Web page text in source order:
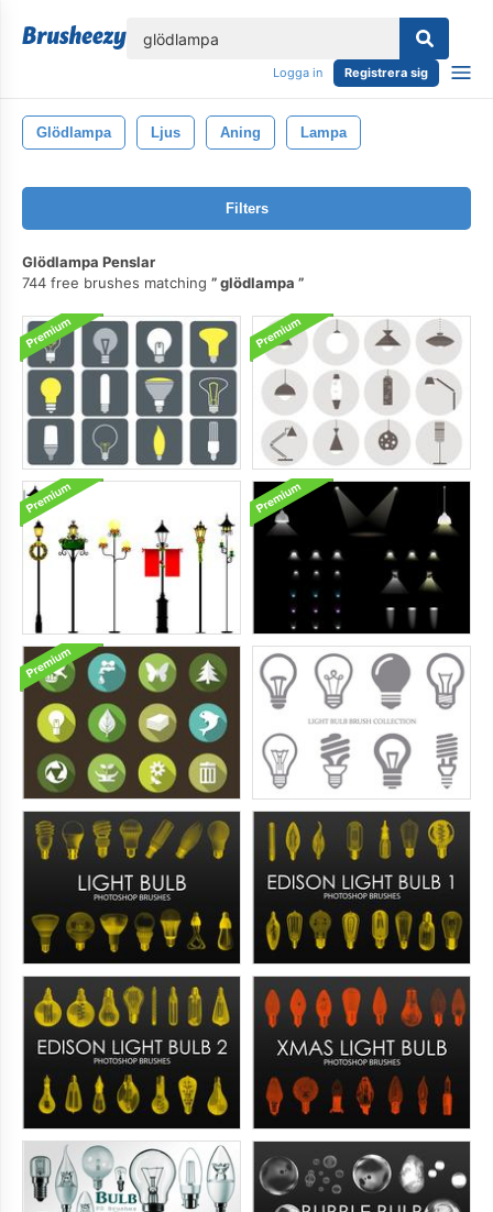
Logga in Registrera sig
Glödlampa Ljus Aning Lampa
Filters
Glödlampa Penslar
744 free brushes matching
glödlampa